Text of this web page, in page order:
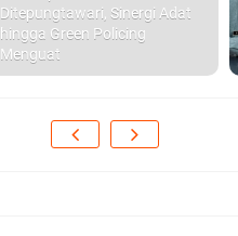
Ditepungtawari, Sinergi Adat
hingga Green Policing
Menguat